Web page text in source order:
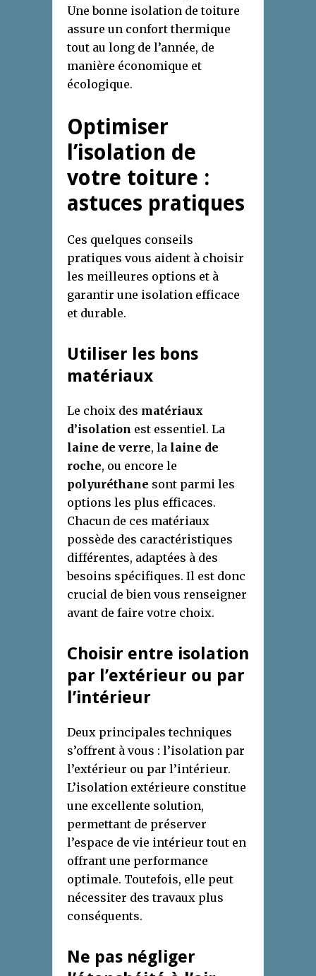
Une bonne isolation de toiture
assure un confort thermique
tout au long de l’année, de
manière économique et
écologique.
Optimiser
l’isolation de
votre toiture :
astuces pratiques
Ces quelques conseils
pratiques vous aident à choisir
les meilleures options et à
garantir une isolation efficace
et durable.
Utiliser les bons
matériaux
Le choix des matériaux
d’isolation est essentiel. La
laine de verre, la laine de
roche, ou encore le
polyuréthane sont parmi les
options les plus efficaces.
Chacun de ces matériaux
possède des caractéristiques
différentes, adaptées à des
besoins spécifiques. Il est donc
crucial de bien vous renseigner
avant de faire votre choix.
Choisir entre isolation
par l’extérieur ou par
l’intérieur
Deux principales techniques
s’offrent à vous : l’isolation par
l’extérieur ou par l’intérieur.
L’isolation extérieure constitue
une excellente solution,
permettant de préserver
l’espace de vie intérieur tout en
offrant une performance
optimale. Toutefois, elle peut
nécessiter des travaux plus
conséquents.
Ne pas négliger